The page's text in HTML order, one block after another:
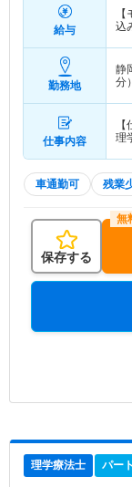
給与
込
勤務地
静
分）
仕事内容
理
車通勤可 残業
保存する
理学療法士 パート